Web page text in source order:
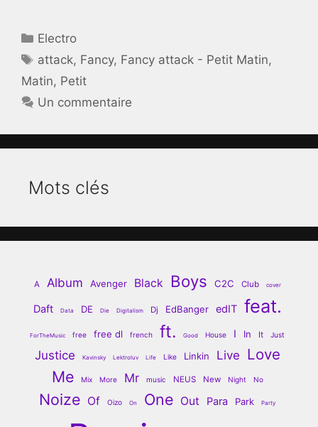
Catégories
Electro
Étiquettes
attack, Fancy, Fancy attack - Petit Matin,
Matin, Petit
Un commentaire
Mots clés
A Album Avenger Black Boys C2C Club cover
Daft Data DE Die Digitalism Dj EdBanger edIT feat.
ForTheMusic free free dl french ft. Good House I In It Just
Justice Kavinsky Lektroluv Life Like Linkin Live Love
Me Mix More Mr music NEUS New Night No
Noize Of Oizo On One Out Para Park Party